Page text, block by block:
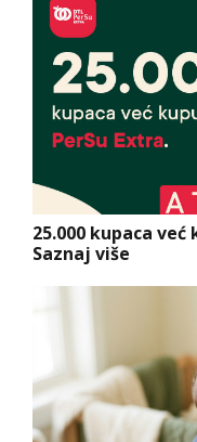
25.000 kupaca
Saznaj više